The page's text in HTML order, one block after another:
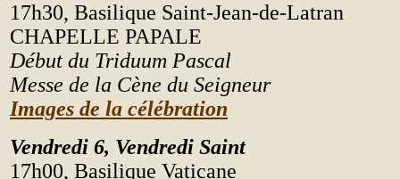
17h30, Basilique Saint-Jean-de-Latran
CHAPELLE PAPALE
Début du Triduum Pascal
Messe de la Cène du Seigneur
Images de la célébration
Vendredi 6, Vendredi Saint
17h00, Basilique Vaticane